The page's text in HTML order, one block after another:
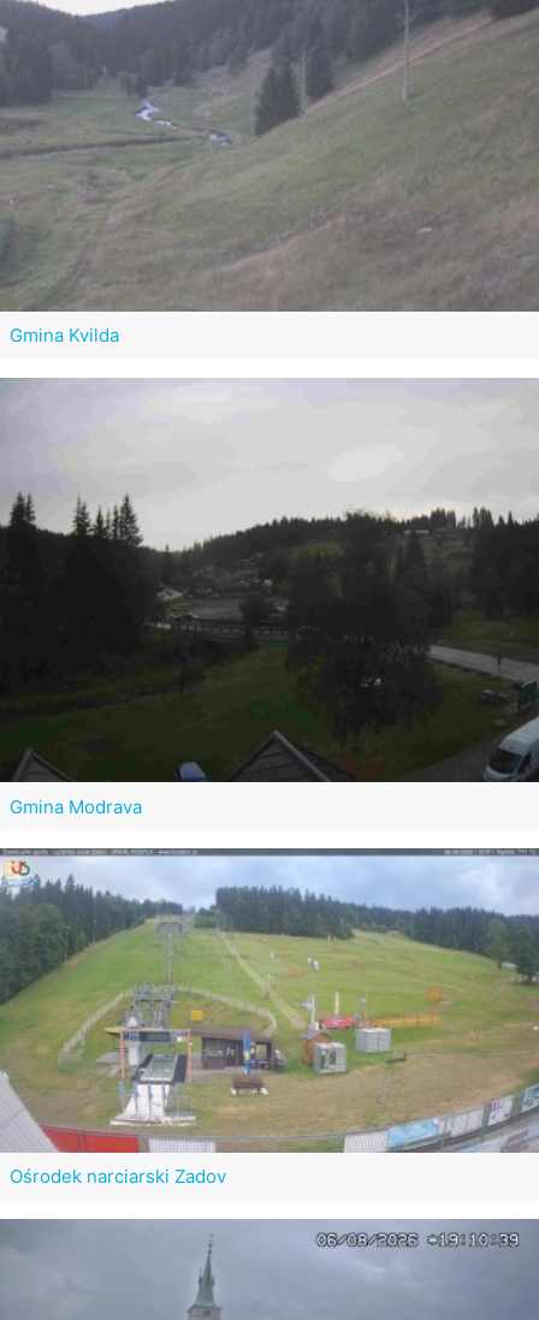
Gmina Kvilda
Gmina Modrava
Ośrodek narciarski Zadov